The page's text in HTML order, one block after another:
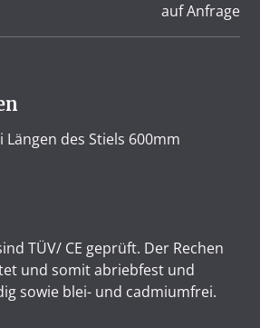
auf Anfrage
des Stiels 600mm
TÜV/ CE geprüft. Der Rechen
und somit abriebfest und
sowie blei- und cadmiumfrei.